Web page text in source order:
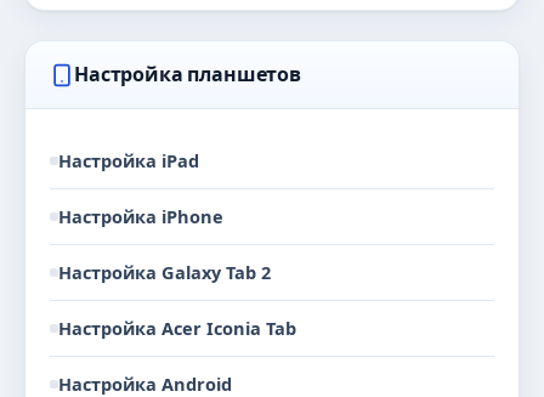
Настройка планшетов
Настройка iPad
Настройка iPhone
Настройка Galaxy Tab 2
Настройка Acer Iconia Tab
Настройка Android